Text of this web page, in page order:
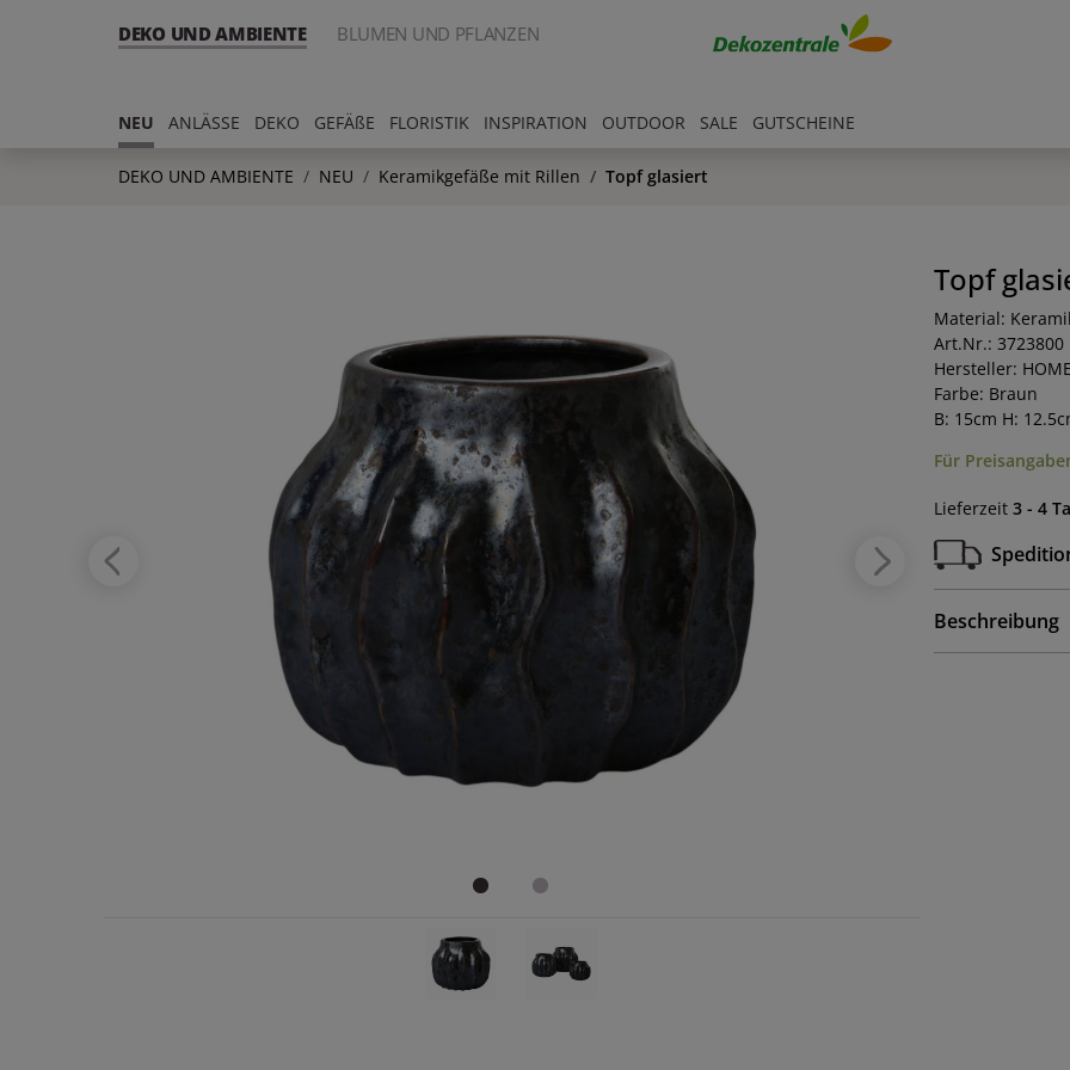
DEKO UND AMBIENTE BLUMEN UND PFLANZEN
NEU ANLÄSSE DEKO GEFÄßE FLORISTIK INSPIRATION OUTDOOR SALE GUTSCHEINE
DEKO UND AMBIENTE NEU Keramikgefäße mit Rillen Topf glasiert
Topf
Material:
Art.Nr.: 3723800
Hersteller: HOME
Farbe: Braun
B: 15cm H:
Für
Lieferzeit 3 - 4
Beschreibung